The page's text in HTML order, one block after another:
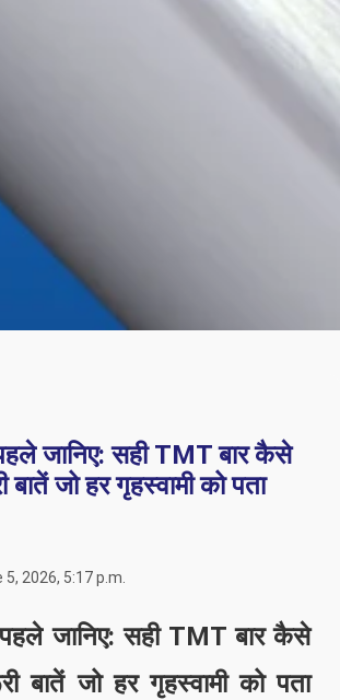
जानिए: सही TMT बार कैसे
जो हर गृहस्वामी को पता
2026, 5:17 p.m.
जानिए: सही TMT बार कैसे
बातें जो हर गृहस्वामी को पता